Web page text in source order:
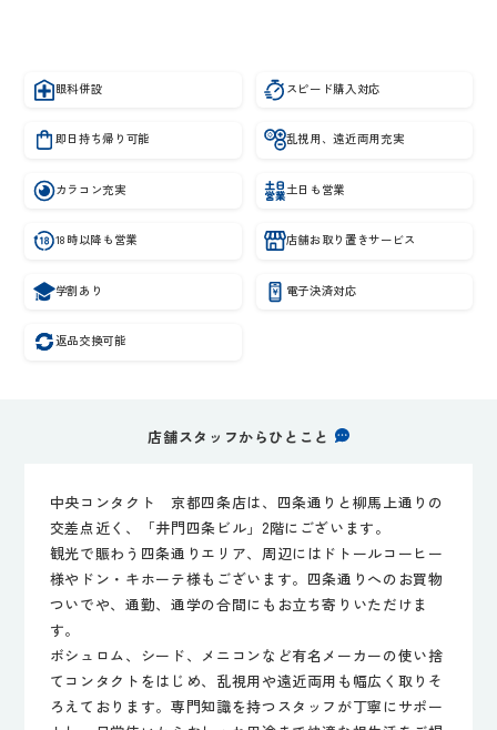
眼科併設 スピード購入対応
即日持ち帰り可能 乱視用、遠近両用充実
カラコン充実 土日も営業
18時以降も営業 店舗お取り置きサービス
学割あり 電子決済対応
返品交換可能
店舗スタッフからひとこと
中央コンタクト 京都四条店は、四条通りと柳馬上通りの
交差点近く、「井門四条ビル」2階にございます。
観光で賑わう四条通りエリア、周辺にはドトールコーヒー
様やドン・キホーテ様もございます。四条通りへのお買物
ついでや、通勤、通学の合間にもお立ち寄りいただけま
す。
ボシュロム、シード、メニコンなど有名メーカーの使い捨
てコンタクトをはじめ、乱視用や遠近両用も幅広く取りそ
ろえております。専門知識を持つスタッフが丁寧にサポー